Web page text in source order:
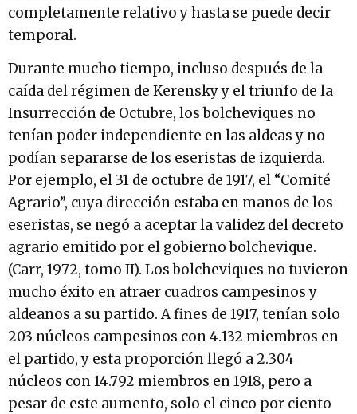
completamente relativo y hasta se puede decir
temporal.
Durante mucho tiempo, incluso después de la
caída del régimen de Kerensky y el triunfo de la
Insurrección de Octubre, los bolcheviques no
tenían poder independiente en las aldeas y no
podían separarse de los eseristas de izquierda.
Por ejemplo, el 31 de octubre de 1917, el “Comité
Agrario”, cuya dirección estaba en manos de los
eseristas, se negó a aceptar la validez del decreto
agrario emitido por el gobierno bolchevique.
(Carr, 1972, tomo II). Los bolcheviques no tuvieron
mucho éxito en atraer cuadros campesinos y
aldeanos a su partido. A fines de 1917, tenían solo
203 núcleos campesinos con 4.132 miembros en
el partido, y esta proporción llegó a 2.304
núcleos con 14.792 miembros en 1918, pero a
pesar de este aumento, solo el cinco por ciento